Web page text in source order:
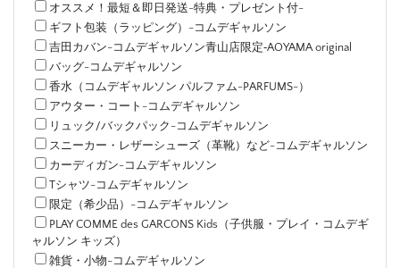
オススメ！最短＆即日発送-特典・プレゼント付-
ギフト包装（ラッピング）-コムデギャルソン
吉田カバン-コムデギャルソン青山店限定‐AOYAMA original
バッグ-コムデギャルソン
香水（コムデギャルソン パルファム-PARFUMS-）
アウター・コート-コムデギャルソン
リュック/バックパック-コムデギャルソン
スニーカー・レザーシューズ（革靴）など-コムデギャルソン
カーディガン-コムデギャルソン
Tシャツ-コムデギャルソン
限定（希少品）-コムデギャルソン
PLAY COMME des GARCONS Kids（子供服・プレイ・コムデギ
ャルソン キッズ）
雑貨・小物-コムデギャルソン